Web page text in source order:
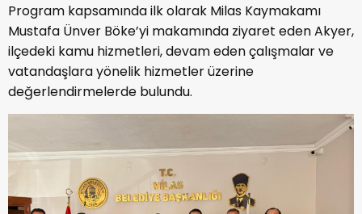
Program kapsamında ilk olarak Milas Kaymakamı
Mustafa Ünver Böke’yi makamında ziyaret eden Akyer,
ilçedeki kamu hizmetleri, devam eden çalışmalar ve
vatandaşlara yönelik hizmetler üzerine
değerlendirmelerde bulundu.